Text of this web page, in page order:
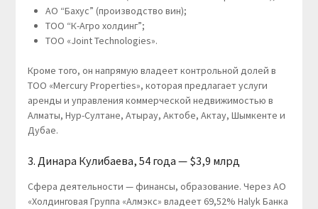
АО “Бахус” (производство вин);
ТОО “К-Агро холдинг”;
ТОО «Joint Technologies».
Кроме того, он напрямую владеет контрольной долей в
ТОО «Mercury Properties», которая предлагает услуги
аренды и управления коммерческой недвижимостью в
Алматы, Нур-Султане, Атырау, Актобе, Актау, Шымкенте и
Дубае.
3. Динара Кулибаева, 54 года — $3,9 млрд
Сфера деятельности — финансы, образование. Через АО
«Холдинговая Группа «Алмэкс» владеет 69,52% Halyk Банка